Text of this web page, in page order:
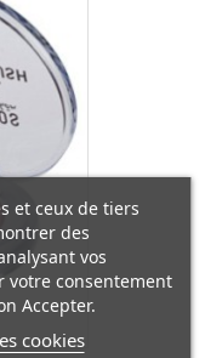
et ceux de tiers
des
vos
votre consentement
Accepter.
cookies